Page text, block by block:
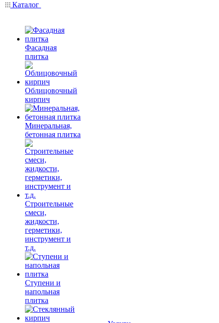
Каталог
Фасадная
плитка
Облицовочный
кирпич
Минеральная,
бетонная плитка
Строительные
смеси,
жидкости,
герметики,
инструмент и
т.д.
Ступени и
напольная
плитка